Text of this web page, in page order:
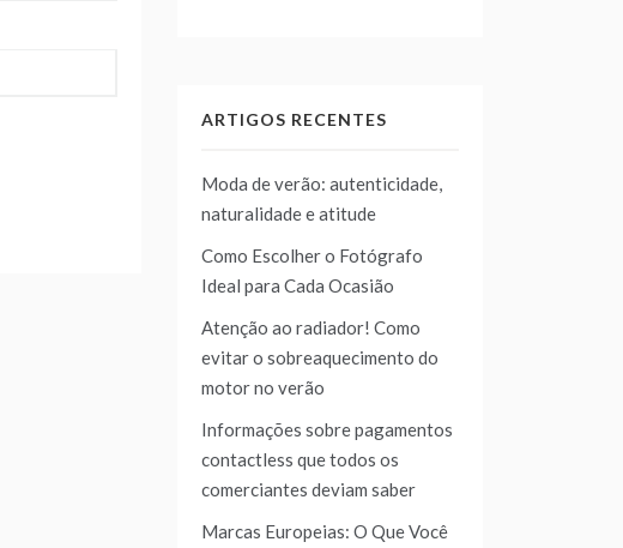
ARTIGOS RECENTES
Moda de verão: autenticidade,
naturalidade e atitude
Como Escolher o Fotógrafo
Ideal para Cada Ocasião
Atenção ao radiador! Como
evitar o sobreaquecimento do
motor no verão
Informações sobre pagamentos
contactless que todos os
comerciantes deviam saber
Marcas Europeias: O Que Você